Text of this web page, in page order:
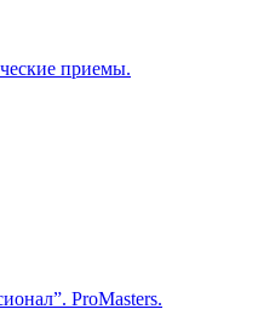
приемы.
ProMasters.